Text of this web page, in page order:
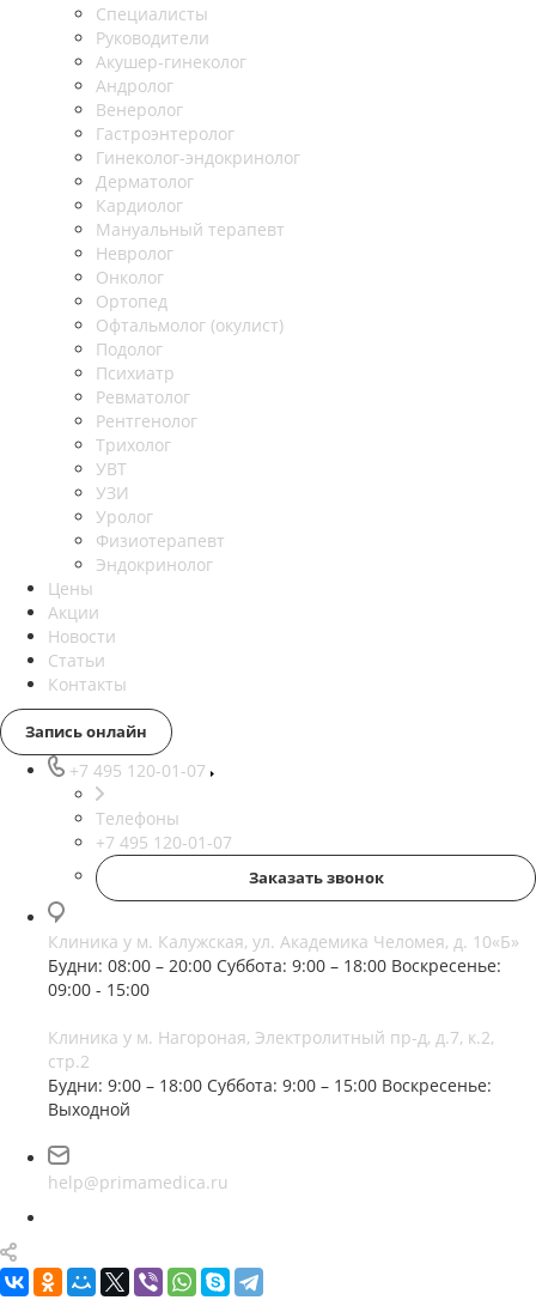
Специалисты
Руководители
Акушер-гинеколог
Андролог
Венеролог
Гастроэнтеролог
Гинеколог-эндокринолог
Дерматолог
Кардиолог
Мануальный терапевт
Невролог
Онколог
Ортопед
Офтальмолог (окулист)
Подолог
Психиатр
Ревматолог
Рентгенолог
Трихолог
УВТ
УЗИ
Уролог
Физиотерапевт
Эндокринолог
Цены
Акции
Новости
Статьи
Контакты
Запись онлайн
+7 495 120-01-07
Телефоны
+7 495 120-01-07
Заказать звонок
Клиника у м. Калужская, ул. Академика Челомея, д. 10«Б»
Будни: 08:00 – 20:00 Суббота: 9:00 – 18:00 Воскресенье:
09:00 - 15:00
Клиника у м. Нагороная, Электролитный пр-д, д.7, к.2,
стр.2
Будни: 9:00 – 18:00 Суббота: 9:00 – 15:00 Воскресенье:
Выходной
help@primamedica.ru